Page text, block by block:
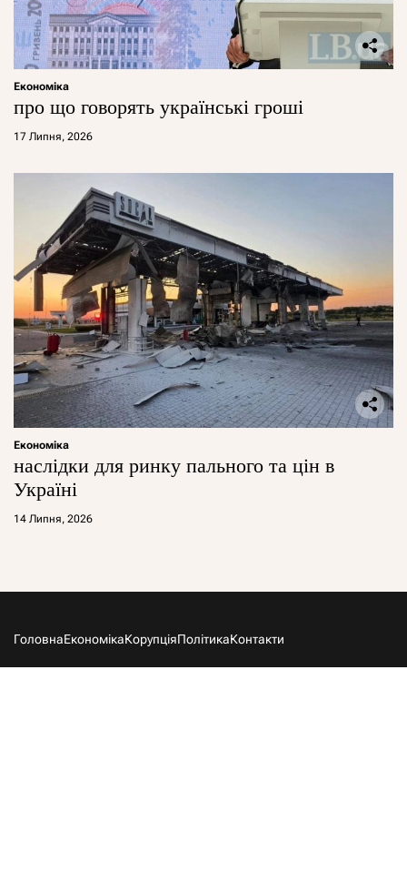
Економіка
про що говорять українські гроші
17 Липня, 2026
Економіка
наслідки для ринку пального та цін в
Україні
14 Липня, 2026
ГоловнаЕкономікаКорупціяПолітикаКонтакти